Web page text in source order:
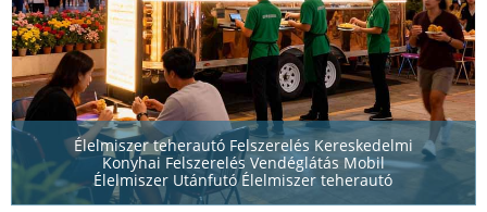
Élelmiszer teherautó Felszerelés Kereskedelmi
Konyhai Felszerelés Vendéglátás Mobil
Élelmiszer Utánfutó Élelmiszer teherautó